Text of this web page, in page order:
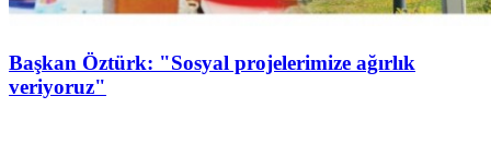
Başkan Öztürk: "Sosyal projelerimize ağırlık
veriyoruz"